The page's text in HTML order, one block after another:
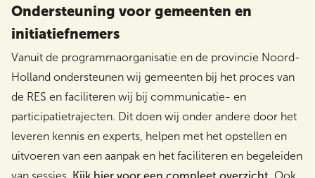
Ondersteuning voor gemeenten en
initiatiefnemers
Vanuit de programmaorganisatie en de provincie Noord-
Holland ondersteunen wij gemeenten bij het proces van
de RES en faciliteren wij bij communicatie- en
participatietrajecten. Dit doen wij onder andere door het
leveren kennis en experts, helpen met het opstellen en
uitvoeren van een aanpak en het faciliteren en begeleiden
van sessies. Kijk hier voor een compleet overzicht. Ook